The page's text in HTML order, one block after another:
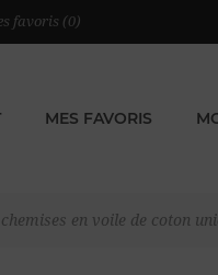
favoris (0)
MES FAVORIS
chemises en voile de coton